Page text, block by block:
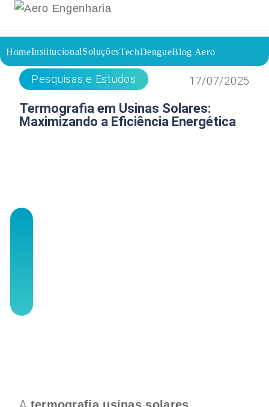
HomeInstitucionalSoluçõesTechDengueBlog Aero
Pesquisas e Estudos 17/07/2025
Voltar a página inicial do blog
Termografia em Usinas Solares:
Maximizando a Eficiência Energética